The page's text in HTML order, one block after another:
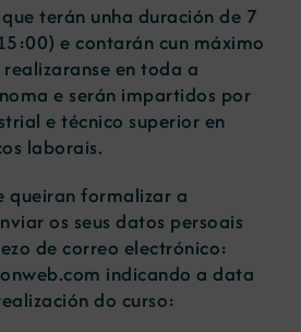
terán unha duración de 7
e contarán cun máximo
en toda a
e serán impartidos por
e técnico superior en
laborais.
queiran formalizar a
os seus datos persoais
de correo electrónico:
indicando a data
do curso: